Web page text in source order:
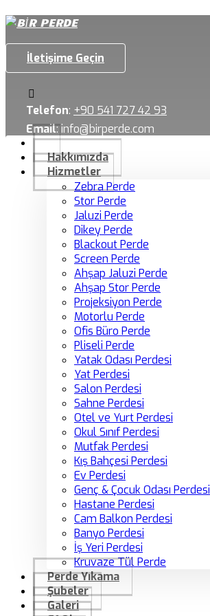
İletişime Geçin
Telefon: +90 541 727 42 93
Email:info@birperde.com
Hakkımızda
Hizmetler
Zebra Perde
Stor Perde
Jaluzi Perde
Dikey Perde
Blackout Perde
Screen Perde
Ahşap Jaluzi Perde
Ahşap Stor Perde
Projeksiyon Perde
Motorlu Perde
Ofis Büro Perde
Pliseli Perde
Yatak Odası Perdesi
Yat Perdesi
Salon Perdesi
Sahne Perdesi
Otel ve Yurt Perdesi
Okul Sınıf Perdesi
Mutfak Perdesi
Kış Bahçesi Perdesi
Ev Perdesi
Genç & Çocuk Odası Perdesi
Hastane Perdesi
Cam Balkon Perdesi
Banyo Perdesi
İş Yeri Perdesi
Kruvaze Tül Perde
Perde Yıkama
Şubeler
Galeri